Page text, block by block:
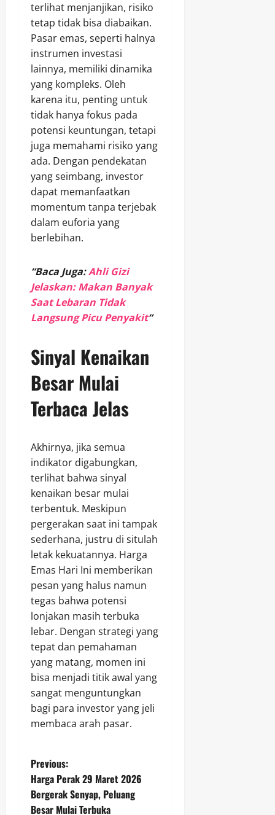
terlihat menjanjikan, risiko
tetap tidak bisa diabaikan.
Pasar emas, seperti halnya
instrumen investasi
lainnya, memiliki dinamika
yang kompleks. Oleh
karena itu, penting untuk
tidak hanya fokus pada
potensi keuntungan, tetapi
juga memahami risiko yang
ada. Dengan pendekatan
yang seimbang, investor
dapat memanfaatkan
momentum tanpa terjebak
dalam euforia yang
berlebihan.
“Baca Juga:Ahli Gizi
Jelaskan: Makan Banyak
Saat Lebaran Tidak
Langsung Picu Penyakit“
Sinyal Kenaikan
Besar Mulai
Terbaca Jelas
Akhirnya, jika semua
indikator digabungkan,
terlihat bahwa sinyal
kenaikan besar mulai
terbentuk. Meskipun
pergerakan saat ini tampak
sederhana, justru di situlah
letak kekuatannya. Harga
Emas Hari Ini memberikan
pesan yang halus namun
tegas bahwa potensi
lonjakan masih terbuka
lebar. Dengan strategi yang
tepat dan pemahaman
yang matang, momen ini
bisa menjadi titik awal yang
sangat menguntungkan
bagi para investor yang jeli
membaca arah pasar.
P
o
Previous:
Harga Perak 29 Maret 2026
Bergerak Senyap, Peluang
Besar Mulai Terbuka